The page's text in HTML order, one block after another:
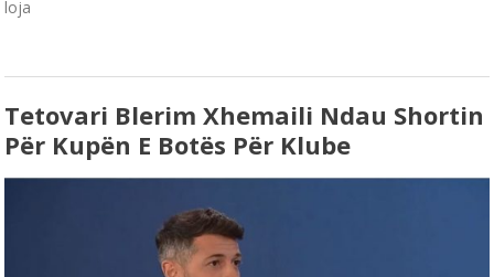
loja
Tetovari Blerim Xhemaili Ndau Shortin
Për Kupën E Botës Për Klube